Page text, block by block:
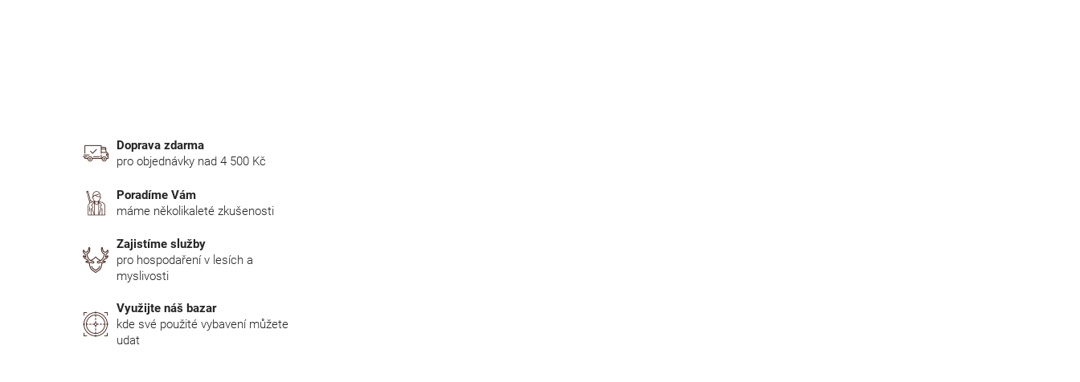
l
Doprava zdarma
pro objednávky nad 4 500 Kč
Poradíme Vám
máme několikaleté zkušenosti
Zajistíme služby
pro hospodaření v lesích a
myslivosti
Využijte náš bazar
kde své použité vybavení můžete
udat